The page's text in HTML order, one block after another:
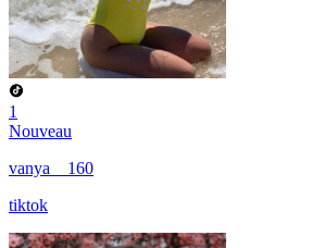
1
Nouveau
vanya__160
tiktok